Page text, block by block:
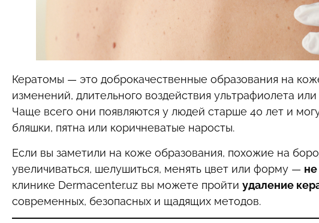
Кератомы — это доброкачественные образования на
изменений, длительного воздействия ультрафиолета
Чаще всего они появляются у людей старше 40 лет и
бляшки, пятна или коричневатые наросты.
Если вы заметили на коже образования, похожие на
увеличиваться, шелушиться, менять цвет или форму —
клинике Dermacenter.uz вы можете пройти удаление
современных, безопасных и щадящих методов.